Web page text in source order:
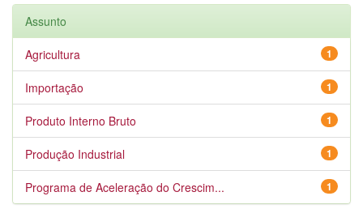
Assunto
1
Agricultura
1
Importação
1
Produto Interno Bruto
1
Produção Industrial
1
Programa de Aceleração do Crescim...